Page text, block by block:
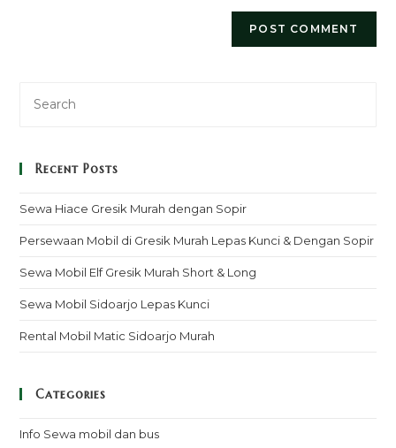
Recent Posts
Sewa Hiace Gresik Murah dengan Sopir
Persewaan Mobil di Gresik Murah Lepas Kunci & Dengan Sopir
Sewa Mobil Elf Gresik Murah Short & Long
Sewa Mobil Sidoarjo Lepas Kunci
Rental Mobil Matic Sidoarjo Murah
Categories
Info Sewa mobil dan bus